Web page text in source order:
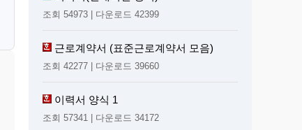
조회 54973 | 다운로드 42399
근로계약서 (표준근로계약서 모음)
조회 42277 | 다운로드 39660
이력서 양식 1
조회 57341 | 다운로드 34172